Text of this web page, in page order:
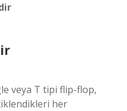
veya T tipi flip-flop,
her